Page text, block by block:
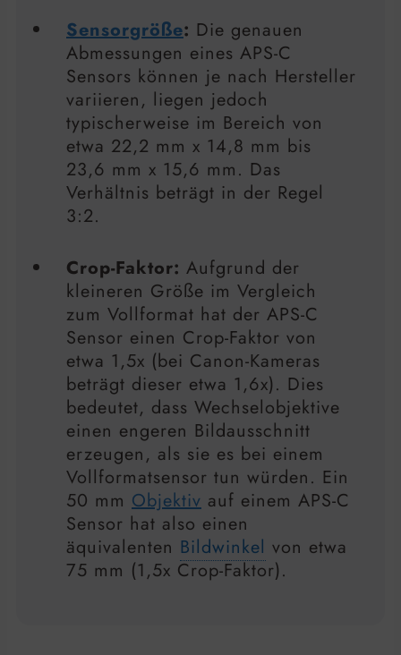
Sensorgröße: Die genauen
Abmessungen eines APS-C
Sensors können je nach Hersteller
variieren, liegen jedoch
typischerweise im Bereich von
etwa 22,2 mm x 14,8 mm bis
23,6 mm x 15,6 mm. Das
Verhältnis beträgt in der Regel
3:2.
Crop-Faktor: Aufgrund der
kleineren Größe im Vergleich
zum Vollformat hat der APS-C
Sensor einen Crop-Faktor von
etwa 1,5x (bei Canon-Kameras
beträgt dieser etwa 1,6x). Dies
bedeutet, dass Wechselobjektive
einen engeren Bildausschnitt
erzeugen, als sie es bei einem
Vollformatsensor tun würden. Ein
50 mm Objektiv auf einem APS-C
Sensor hat also einen
äquivalenten Bildwinkel von etwa
75 mm (1,5x Crop-Faktor).